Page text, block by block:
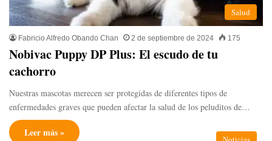
Salud
Fabricio Alfredo Obando Chan 2 de septiembre de 2024 175
Nobivac Puppy DP Plus: El escudo de tu
cachorro
Nuestras mascotas merecen ser protegidas de diferentes tipos de
enfermedades graves que pueden afectar la salud de los peluditos de…
Leer más »